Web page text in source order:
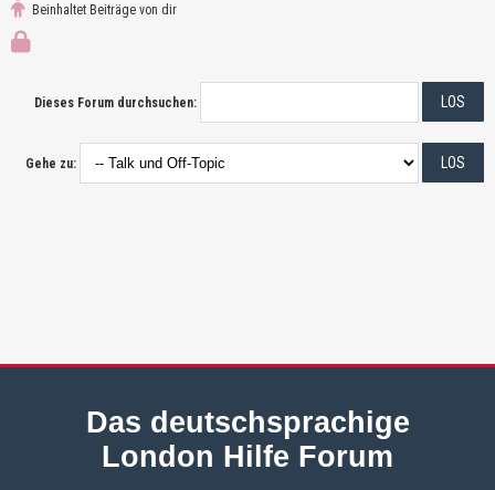
Beinhaltet Beiträge von dir
Dieses Forum durchsuchen:
Gehe zu:
Das deutschsprachige
London Hilfe Forum